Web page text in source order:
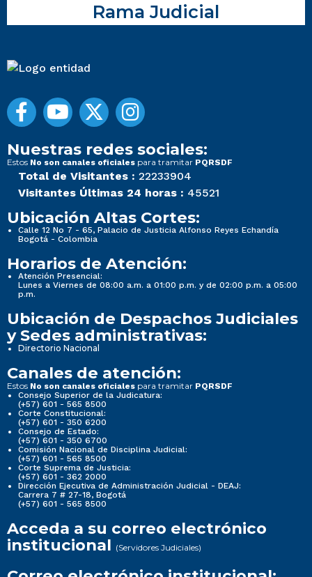
Rama Judicial
Nuestras redes sociales:
Estos No son canales oficiales para tramitar PQRSDF
Total de Visitantes : 22233904
Visitantes Últimas 24 horas : 45521
Ubicación Altas Cortes:
Calle 12 No 7 - 65, Palacio de Justicia Alfonso Reyes Echandía
Bogotá - Colombia
Horarios de Atención:
Atención Presencial:
Lunes a Viernes de 08:00 a.m. a 01:00 p.m. y de 02:00 p.m. a 05:00
p.m.
Ubicación de Despachos Judiciales
y Sedes administrativas:
Directorio Nacional
Canales de atención:
Estos No son canales oficiales para tramitar PQRSDF
Consejo Superior de la Judicatura:
(+57) 601 - 565 8500
Corte Constitucional:
(+57) 601 - 350 6200
Consejo de Estado:
(+57) 601 - 350 6700
Comisión Nacional de Disciplina Judicial:
(+57) 601 - 565 8500
Corte Suprema de Justicia:
(+57) 601 - 362 2000
Dirección Ejecutiva de Administración Judicial - DEAJ:
Carrera 7 # 27-18, Bogotá
(+57) 601 - 565 8500
Acceda a su correo electrónico
institucional (Servidores Judiciales)